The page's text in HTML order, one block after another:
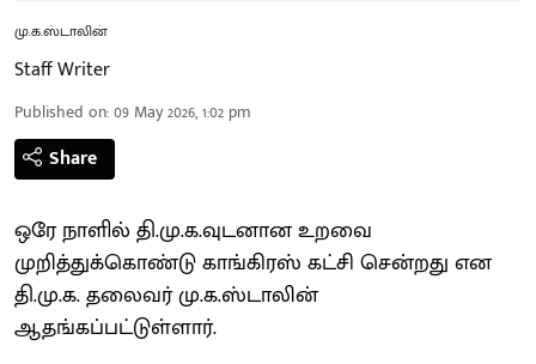
மு.க.ஸ்டாலின்
Staff Writer
Published on:09 May 2026, 1:02 pm
Share
ஒரே நாளில் தி.மு.க.வுடனான உறவை
முறித்துக்கொண்டு காங்கிரஸ் கட்சி சென்றது என
தி.மு.க. தலைவர் மு.க.ஸ்டாலின்
ஆதங்கப்பட்டுள்ளார்.